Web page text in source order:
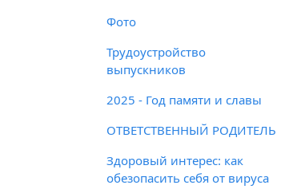
Фото
Трудоустройство
выпускников
2025 - Год памяти и славы
ОТВЕТСТВЕННЫЙ РОДИТЕЛЬ
Здоровый интерес: как
обезопасить себя от вируса